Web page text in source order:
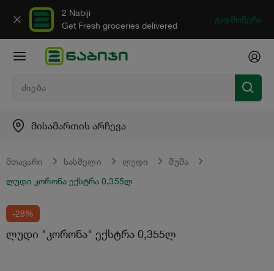
2 Nabiji
Get Fresh groceries delivered
გადმოწერა
მისამართის არჩევა
მთავარი სასმელი ლუდი
შუშა
ლუდი კორონა ექსტრა 0,355ლ
-28%
ლუდი "კორონა" ექსტრა 0,355ლ